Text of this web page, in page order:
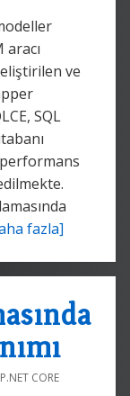
ve
SQL
fazla]
CORE